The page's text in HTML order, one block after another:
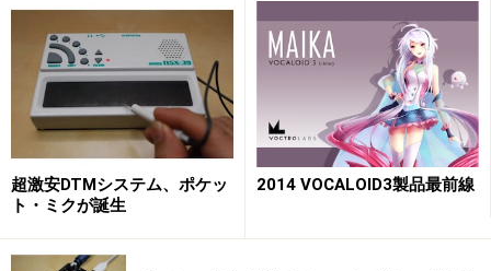
次のページへ
超激安DTMシステム、ポケッ
ト・ミクが誕生
2014 VOCALOID3製品最前線